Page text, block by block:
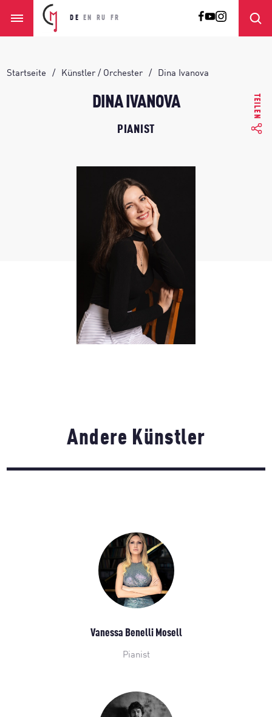
DE EN RU FR
Startseite Künstler / Orchester Dina Ivanova
DINA IVANOVA
PIANIST
TEILEN
Andere Künstler
Vanessa Benelli Mosell
Pianist